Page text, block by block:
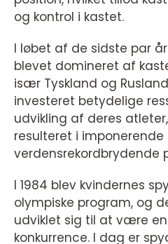
og kontrol i kastet.
I løbet af de sidste par
blevet domineret af
især Tyskland og
investeret betydelige
udvikling af deres
resulteret i imponerende
verdensrekordbrydende
I 1984 blev kvindernes
olympiske program, og
udviklet sig til at være
konkurrence. I dag er